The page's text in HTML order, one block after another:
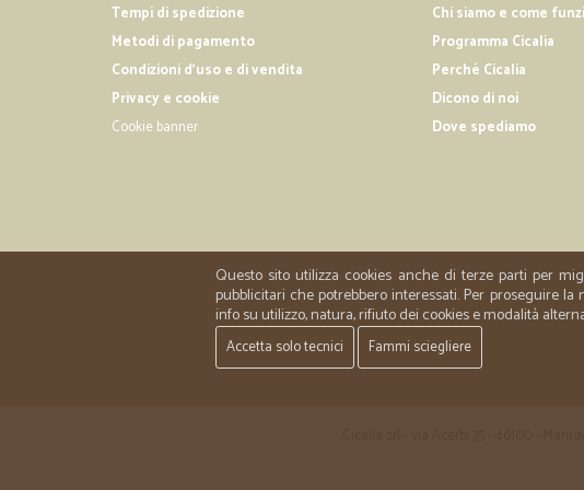
Tempi di spedizione
Metodi di pagamento
Condizioni d'uso e di vendita
Privacy e cookie
Cookie banner
Chi siamo e come
Programma Cicalia
Perché Cicalia
Dicono di noi
Dove spediamo
Questo sito utilizza cookies anche di terze parti per
pubblicitari che potrebbero interessati. Per proseguire
info su utilizzo, natura, rifiuto dei cookies e modalità
Accetta solo tecnici Fammi sciegliere